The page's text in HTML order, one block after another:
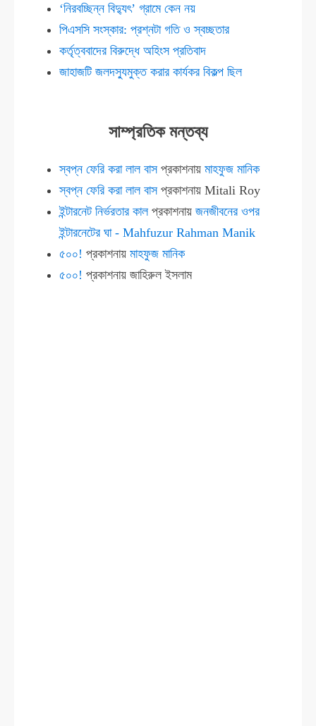
‘নিরবচ্ছিন্ন বিদ্যুৎ’ গ্রামে কেন নয়
পিএসসি সংস্কার: প্রশ্নটা গতি ও স্বচ্ছতার
কর্তৃত্ববাদের বিরুদ্ধে অহিংস প্রতিবাদ
জাহাজটি জলদস্যুমুক্ত করার কার্যকর বিকল্প ছিল
সাম্প্রতিক মন্তব্য
স্বপ্ন ফেরি করা লাল বাসপ্রকাশনায়মাহফুজ মানিক
স্বপ্ন ফেরি করা লাল বাসপ্রকাশনায়Mitali Roy
ইন্টারনেট নির্ভরতার কালপ্রকাশনায়জনজীবনের ওপর
ইন্টারনেটের ঘা - Mahfuzur Rahman Manik
৫০০! প্রকাশনায়মাহফুজ মানিক
৫০০! প্রকাশনায়জাহিরুল ইসলাম